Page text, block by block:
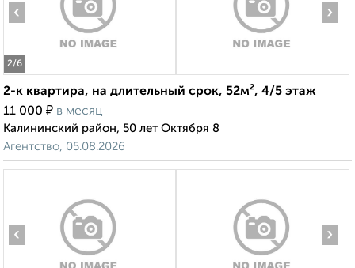
2/6
‹ ›
2-к квартира, на длительный срок, 52м², 4/5 этаж
11 000 ₽ в месяц
Калининский район, 50 лет Октября 8
Агентство, 05.08.2026
‹ ›